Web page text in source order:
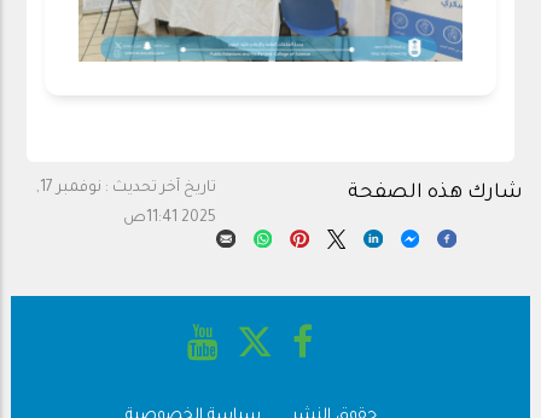
تاريخ آخر تحديث :
نوفمبر 17,
2025 11:41ص
شارك هذه الصفحة